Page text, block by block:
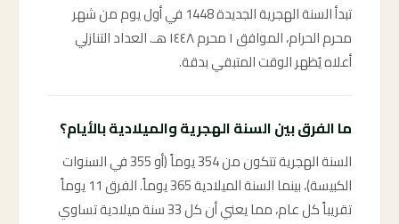
تبدأ السنة الهجرية الجديدة 1448 في أول يوم من شهر
محرم الحرام، الموافق ١ محرم ١٤٤٨ هـ. العداد التنازلي
أعلاه يُظهر الوقت المتبقي بدقة.
ما الفرق بين السنة الهجرية والميلادية بالأيام؟
السنة الهجرية تتكون من 354 يوماً (أو 355 في السنوات
الكبيسة)، بينما السنة الميلادية 365 يوماً. الفرق 11 يوماً
تقريباً كل عام، مما يعني أن كل 33 سنة ميلادية تساوي